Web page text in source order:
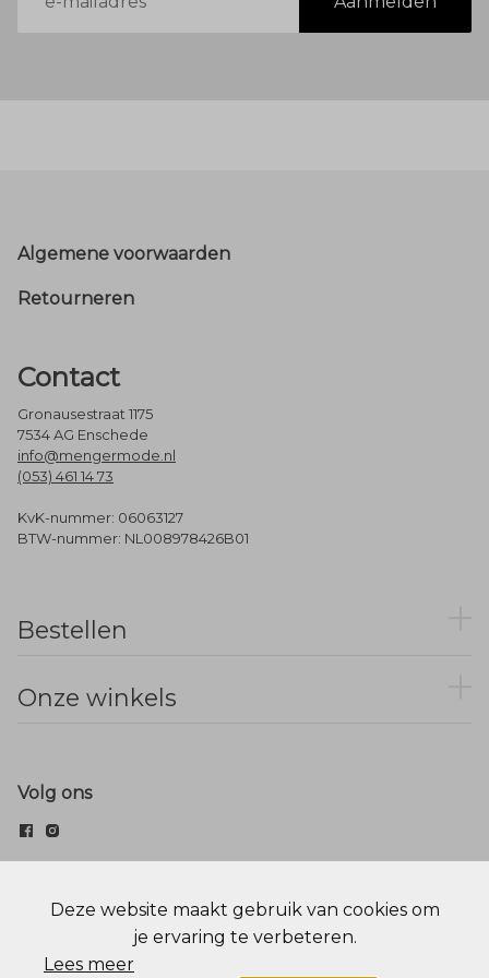
mailadres
Footer
Algemene voorwaarden
Retourneren
Contact
Gronausestraat 1175
7534 AG Enschede
info@mengermode.nl
(053) 461 14 73
KvK-nummer: 06063127
BTW-nummer: NL008978426B01
Bestellen
Onze winkels
Volg ons
© Menger Mode
Cookie statement Privacy Policy
Deze website maakt gebruik van cookies om
je ervaring te verbeteren.
Lees meer